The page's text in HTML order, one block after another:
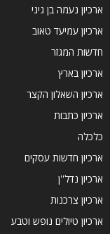
ארכיון נעמה בן גיגי
ארכיון עמיעד טאוב
חדשות המגזר
ארכיון בארץ
ארכיון השאלון הקצר
ארכיון כתבות
כלכלה
ארכיון חדשות עסקים
ארכיון נדל''ן
ארכיון צרכנות
ארכיון טיולים נופש וטבע